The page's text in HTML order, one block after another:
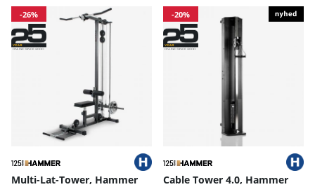
Produkter
-26%
Multi-Lat-Tower, Hammer
-20%
Cable Tower 4.0, Hammer